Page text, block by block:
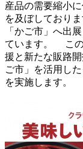
産品の需要縮小
を及ぼしており
「かご市」へ出
ています。 この
援と新たな販路
ご市」を活用し
を実施します。